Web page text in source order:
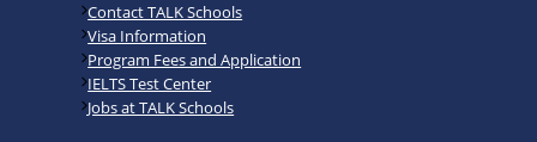
Contact TALK Schools
Visa Information
Program Fees and Application
IELTS Test Center
Jobs at TALK Schools